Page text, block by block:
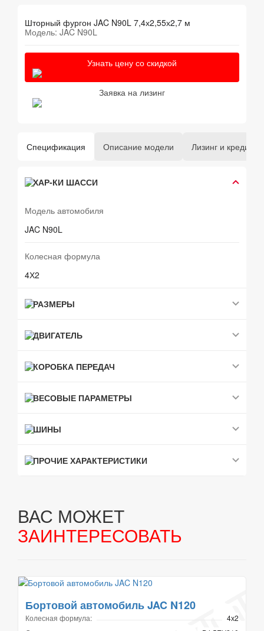
Шторный фургон JAC N90L 7,4х2,55х2,7 м
Модель: JAC N90L
Узнать цену со скидкой
Заявка на лизинг
Спецификация Описание модели Лизинг и кредит
ХАР-КИ ШАССИ
Модель автомобиля
JAC N90L
Колесная формула
4Х2
РАЗМЕРЫ
ДВИГАТЕЛЬ
КОРОБКА ПЕРЕДАЧ
ВЕСОВЫЕ ПАРАМЕТРЫ
ШИНЫ
ПРОЧИЕ ХАРАКТЕРИСТИКИ
ВАС МОЖЕТ
ЗАИНТЕРЕСОВАТЬ
Бортовой автомобиль JAC N120
Колесная формула:
4х2